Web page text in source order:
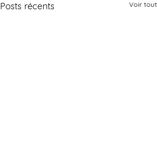
Posts récents Voir tout